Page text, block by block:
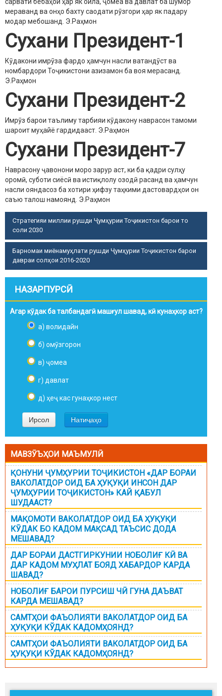
сарвати бебаҳои ҳар як оила, ҷомеа ва давлат ба шумор
мераванд ва онҳо бахту саодати рӯзгори ҳар як падару
модар мебошанд. Э.Раҳмон
Сухани Президент-1
Кӯдакони имрӯза фардо ҳамчун насли ватандӯст ва
номбардори Тоҷикистони азизамон ба воя мерасанд.
Э.Раҳмон
Сухани Президент-2
Имрӯз барои таълиму тарбияи кӯдакону наврасон тамоми
шароит муҳайё гардидааст. Э.Раҳмон
Сухани Президент-7
Наврасону ҷавонони моро зарур аст, ки ба қадри сулҳу
оромӣ, суботи сиёсӣ ва истиқлолу озодӣ расанд ва ҳамчун
насли ояндасоз ба хотири ҳифзу таҳкими дастовардҳои он
саъю талош намоянд. Э.Раҳмон
Стратегияи миллии рушди Ҷумҳурии Тоҷикистон барои то
соли 2030
Барномаи миёнамуҳлати рушди Ҷумҳурии Тоҷикистон барои
давраи солҳои 2016-2020
НАЗАРПУРСӢ
Агар кӯдак ба талбандагӣ машғул шавад, кӣ кунаҳкор аст?
а) волидайн
б) омӯзгорон
в) ҷомеа
г) давлат
д) ҳеҷ кас гунаҳкор нест
МАВЗӮЪҲОИ МАЪМУЛӢ
ҚОНУНИ ҶУМҲУРИИ ТОҶИКИСТОН «ДАР БОРАИ
ВАКОЛАТДОР ОИД БА ҲУҚУҚИ ИНСОН ДАР
ҶУМҲУРИИ ТОҶИКИСТОН» КАЙ ҚАБУЛ
ШУДААСТ?
МАҚОМОТИ ВАКОЛАТДОР ОИД БА ҲУҚУҚИ
КӮДАК БО КАДОМ МАҚСАД ТАЪСИС ДОДА
МЕШАВАД?
ДАР БОРАИ ДАСТГИРКУНИИ НОБОЛИҒ КӢ ВА
ДАР КАДОМ МУҲЛАТ БОЯД ХАБАРДОР КАРДА
ШАВАД?
НОБОЛИҒ БАРОИ ПУРСИШ ЧӢ ГУНА ДАЪВАТ
КАРДА МЕШАВАД?
САМТҲОИ ФАЪОЛИЯТИ ВАКОЛАТДОР ОИД БА
ҲУҚУҚИ КЎДАК КАДОМҲОЯНД?
САМТҲОИ ФАЪОЛИЯТИ ВАКОЛАТДОР ОИД БА
ҲУҚУҚИ КЎДАК КАДОМҲОЯНД?